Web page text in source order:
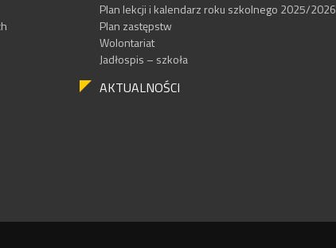
Plan lekcji i kalendarz roku szkolnego 2025/2026
Plan zastępstw
Wolontariat
Jadłospis – szkoła
AKTUALNOŚCI